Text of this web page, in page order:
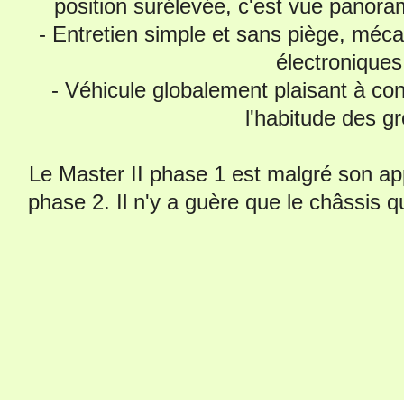
position surélevée, c'est vue
- Entretien simple et sans piège,
- Véhicule globalement plaisant à
l'habitude des
Le Master II phase 1 est malgré son
phase 2. Il n'y a guère que le châssis